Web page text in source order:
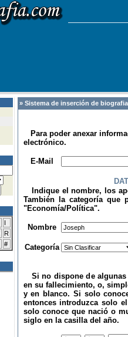
I
R
#
» Sistema de inserción de
Para poder anexar
electrónico.
E-Mail
Indique el nombre, los
También la categoría que
"Economía/Política".
Nombre
Categoría
Si no dispone de algunas
en su fallecimiento, o,
y en blanco. Si solo
entonces introduzca solo
solo conoce que nació o
siglo en la casilla del año.